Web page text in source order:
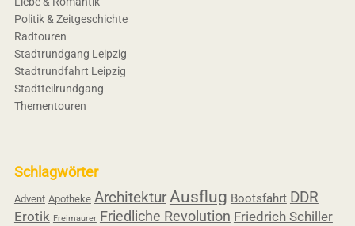
Politik & Zeitgeschichte
Radtouren
Stadtrundgang Leipzig
Stadtrundfahrt Leipzig
Stadtteilrundgang
Thementouren
Schlagwörter
Advent Apotheke Architektur Ausflug Bootsfahrt DDR
Erotik Freimaurer Friedliche Revolution Friedrich Schiller